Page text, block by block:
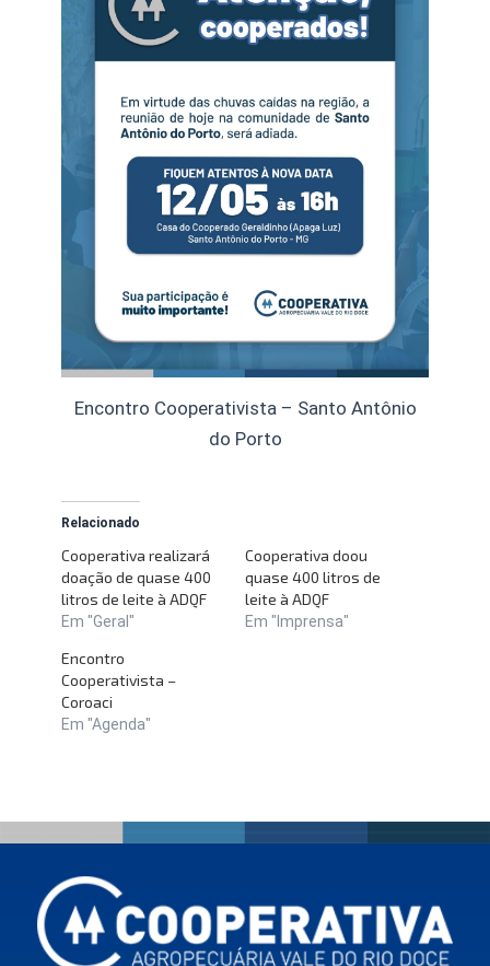
Encontro Cooperativista – Santo Antônio
do Porto
Relacionado
Cooperativa realizará
doação de quase 400
litros de leite à ADQF
Em "Geral"
Cooperativa doou
quase 400 litros de
leite à ADQF
Em "Imprensa"
Encontro
Cooperativista –
Coroaci
Em "Agenda"